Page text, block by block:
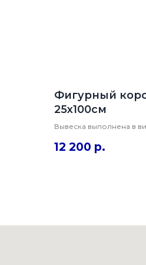
Фигурный
25х100см
Вывеска выполнена в
с лицевой подсветкой.
12 200 р.